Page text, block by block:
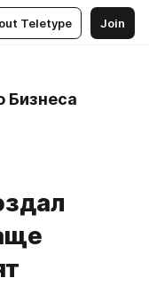
Teletype Join
Бизнеса